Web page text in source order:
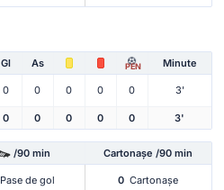
Gl As PEN Minute
0 0 0 0 0 3'
0 0 0 0 0 3'
/90 min Cartonașe /90 min
Pase de gol 0 Cartonașe